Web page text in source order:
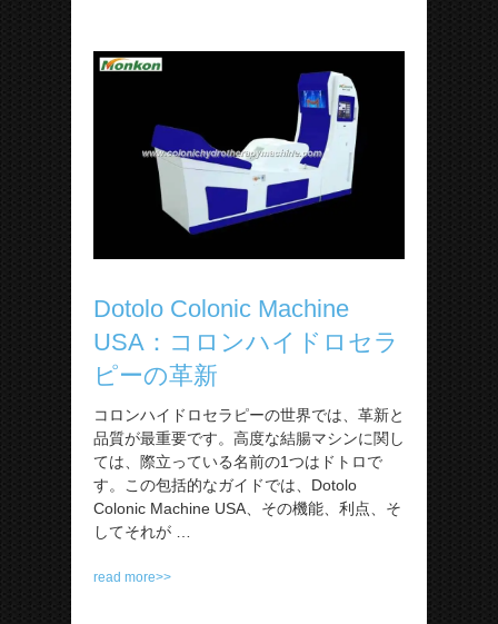
Dotolo Colonic Machine
USA：コロンハイドロセラ
ピーの革新
コロンハイドロセラピーの世界では、革新と
品質が最重要です。高度な結腸マシンに関し
ては、際立っている名前の1つはドトロで
す。この包括的なガイドでは、Dotolo
Colonic Machine USA、その機能、利点、そ
してそれが …
read more>>